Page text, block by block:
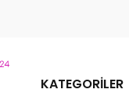
KATEGORILER